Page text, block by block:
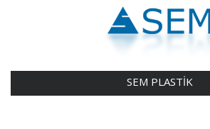
SEM PLASTİK